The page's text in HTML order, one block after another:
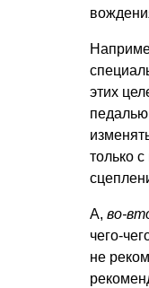
этих
только
А, во-
чего-
не